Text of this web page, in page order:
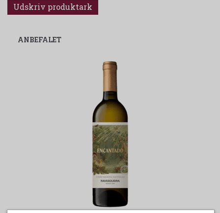
Udskriv produktark
ANBEFALET